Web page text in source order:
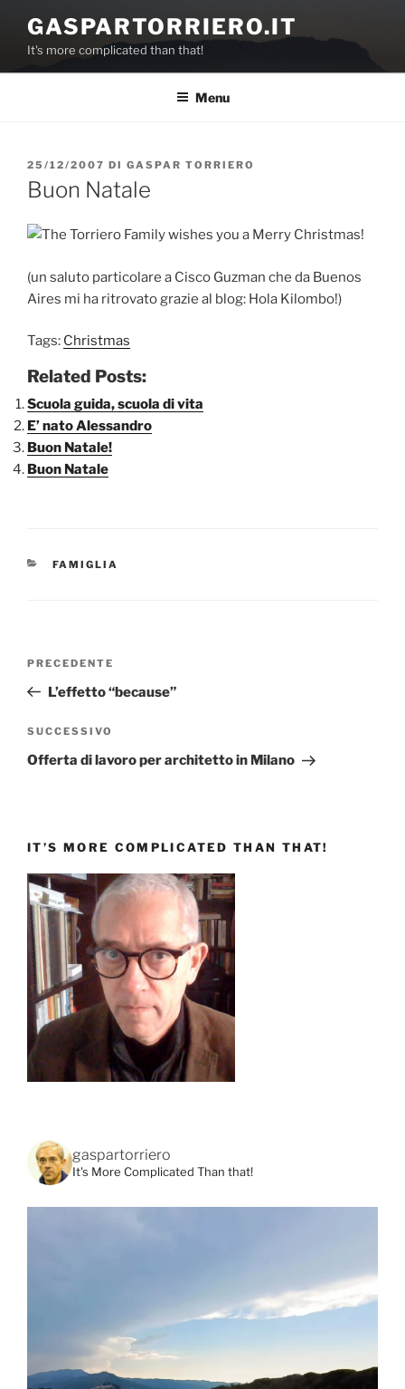
contenuto
GASPARTORRIERO.IT
It's more complicated than that!
Menu
PUBBLICATO
IL
25/12/2007 DI GASPAR TORRIERO
Buon Natale
(un saluto particolare a Cisco Guzman che da Buenos
Aires mi ha ritrovato grazie al blog: Hola Kilombo!)
Tags: Christmas
Related Posts:
Scuola guida, scuola di vita
E’ nato Alessandro
Buon Natale!
Buon Natale
CATEGORIE
FAMIGLIA
Articolo
precedente:
PRECEDENTE
L’effetto “because”
Articolo
successivo
SUCCESSIVO
Offerta di lavoro per architetto in Milano
IT’S MORE COMPLICATED THAN THAT!
gaspartorriero
It's More Complicated Than that!